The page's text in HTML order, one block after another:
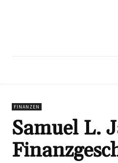
FINANZEN
Samuel L.